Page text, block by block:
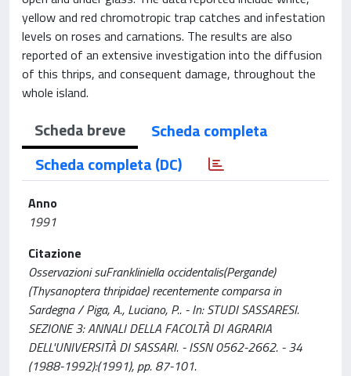
yellow and red chromotropic trap catches and infestation
levels on roses and carnations. The results are also
reported of an extensive investigation into the diffusion
of this thrips, and consequent damage, throughout the
whole island.
Scheda breve
Scheda completa
Scheda completa (DC)
Anno
1991
Citazione
Osservazioni suFrankliniella occidentalis(Pergande)
(Thysanoptera thripidae) recentemente comparsa in
Sardegna / Piga, A., Luciano, P.. - In: STUDI SASSARESI.
SEZIONE 3: ANNALI DELLA FACOLTÀ DI AGRARIA
DELL'UNIVERSITÀ DI SASSARI. - ISSN 0562-2662. - 34
(1988-1992):(1991), pp. 87-101.